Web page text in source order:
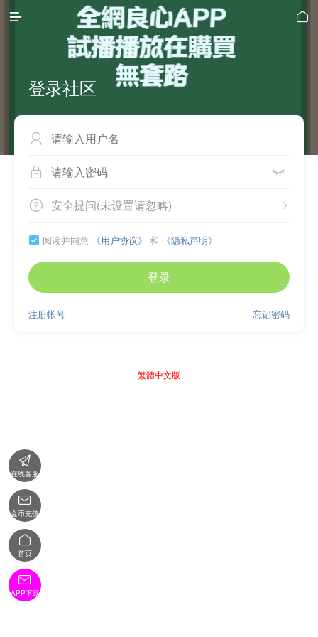
 
登录社区

 
 
安全提问(未设置请忽略)
 阅读并同意 《用户协议》 和 《隐私声明》
登录
忘记密码
注册帐号
繁體中文版

在线客服

金币充值

首页

APP下载